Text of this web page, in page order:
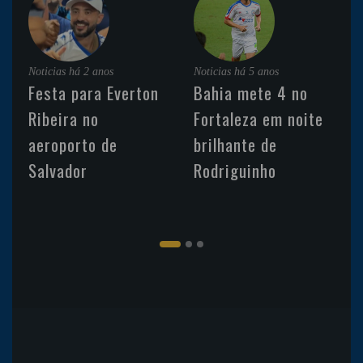
Noticias há 2 anos
Festa para Everton
Ribeira no
aeroporto de
Salvador
Noticias há 5 anos
Bahia mete 4 no
Fortaleza em noite
brilhante de
Rodriguinho